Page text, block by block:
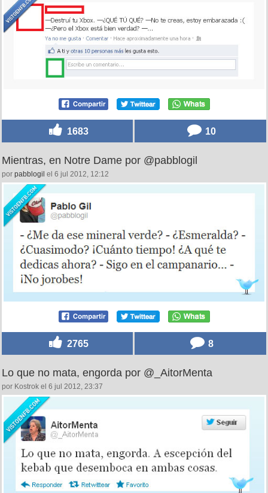
1683 10
Mientras, en Notre Dame por @pabblogil
por pabblogil el 6 jul 2012, 12:12
2765 8
Lo que no mata, engorda por @_AitorMenta
por Kostrok el 6 jul 2012, 23:37